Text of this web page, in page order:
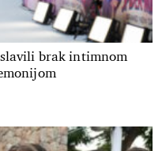
brak intimnom